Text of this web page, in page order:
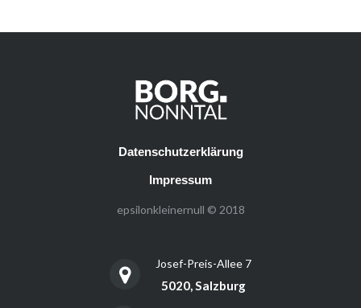
Datenschutzerklärung
Impressum
epsilonkleinernull © 2018
Josef-Preis-Allee 7
5020, Salzburg